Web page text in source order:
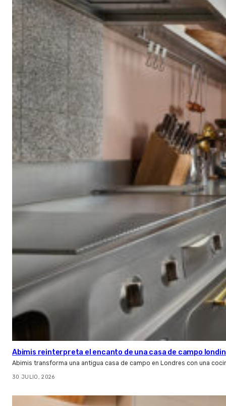
Abimis reinterpreta el encanto de una casa de campo
Abimis transforma una antigua casa de campo en Londres con una
30 JULIO, 2026